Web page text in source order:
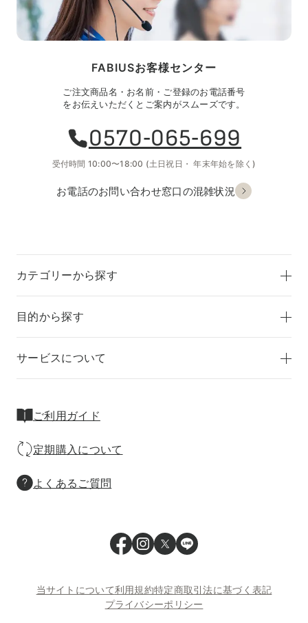
FABIUSお客様センター
ご注文商品名・お名前・ご登録のお電話番号
をお伝えいただくとご案内がスムーズです。
0570-065-699
受付時間 10:00〜18:00 (土日祝日・ 年末年始を除く)
お電話のお問い合わせ窓口の混雑状況
カテゴリーから探す
目的から探す
サービスについて
ご利用ガイド
定期購入について
よくあるご質問
当サイトについて利用規約特定商取引法に基づく表記
プライバシーポリシー